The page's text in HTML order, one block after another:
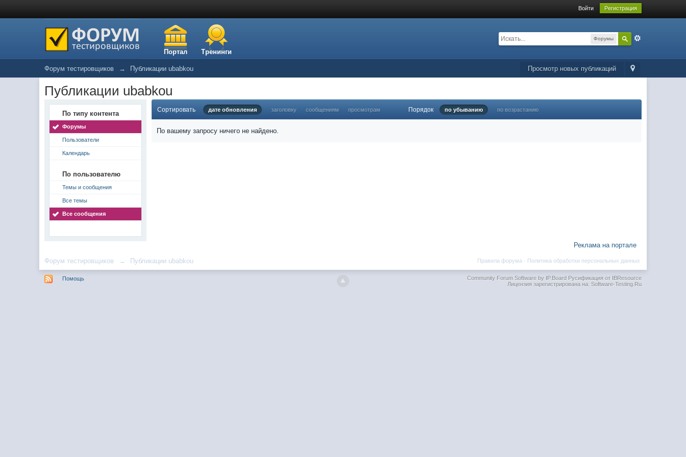
Войти Регистрация
Портал Тренинги
Форумы
Просмотр новых публикаций
Форум тестировщиков → Публикации ubabkou
Публикации ubabkou
По типу контента
Форумы
Пользователи
Календарь
По пользователю
Темы и сообщения
Все темы
Все сообщения
Сортировать дате обновления заголовку сообщениям просмотрам Порядок по убыванию по возрастанию
По вашему запросу ничего не найдено.
Реклама на портале
Форум тестировщиков → Публикации ubabkou Политика обработки персональных данных
Правила форума ·
Помощь Community Forum Software by IP.BoardРусификация от IBResource
Лицензия зарегистрирована на: Software-Testing.Ru